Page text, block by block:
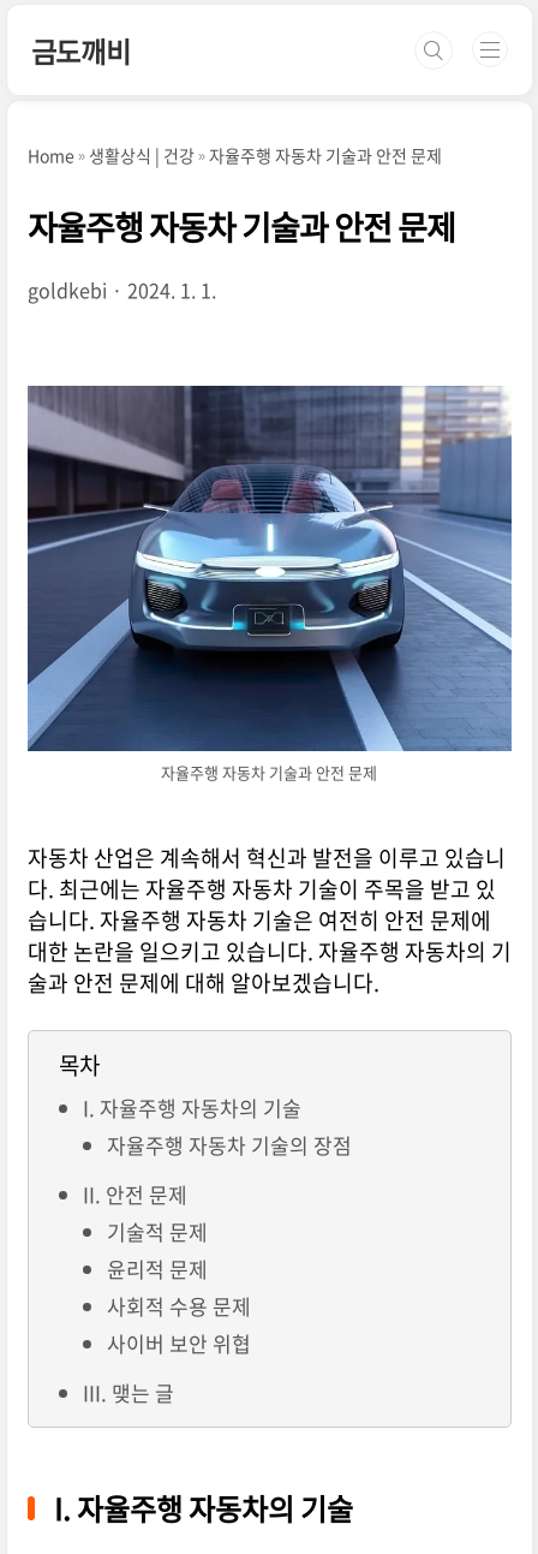
금도깨비
Home 생활상식 | 건강 자율주행 자동차 기술과 안전 문제
자율주행 자동차 기술과 안전 문제
goldkebi 2024. 1. 1.
자율주행 자동차 기술과 안전 문제
자동차 산업은 계속해서 혁신과 발전을 이루고 있습니
다. 최근에는 자율주행 자동차 기술이 주목을 받고 있
습니다. 자율주행 자동차 기술은 여전히 안전 문제에
대한 논란을 일으키고 있습니다. 자율주행 자동차의 기
술과 안전 문제에 대해 알아보겠습니다.
목차
I. 자율주행 자동차의 기술
자율주행 자동차 기술의 장점
II. 안전 문제
기술적 문제
윤리적 문제
사회적 수용 문제
사이버 보안 위협
III. 맺는 글
I. 자율주행 자동차의 기술